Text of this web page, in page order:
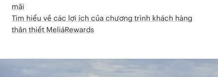
mãi
Tìm hiểu về các lợi ích của chương trình khách hàng
thân thiết MeliáRewards